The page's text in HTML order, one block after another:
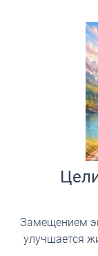
Замещением
улучшается